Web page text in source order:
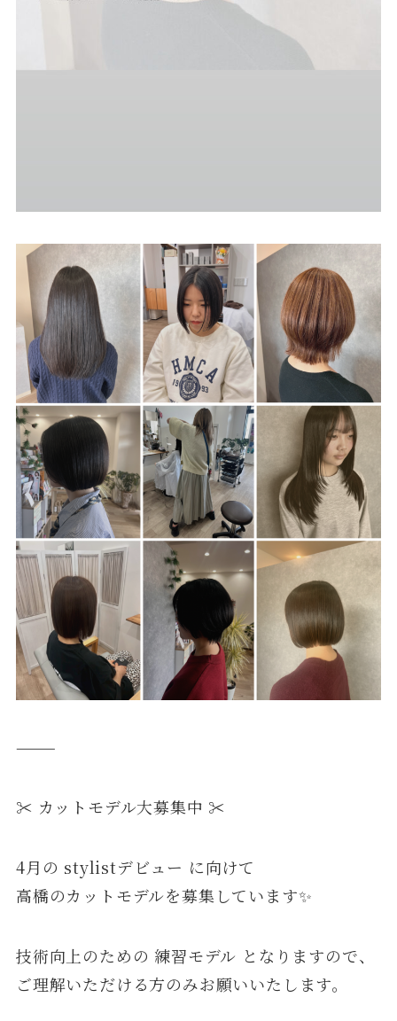
⸻
✂️ カットモデル大募集中 ✂️
4月の stylistデビュー に向けて
高橋のカットモデルを募集しています✨
技術向上のための 練習モデル となりますので、
ご理解いただける方のみお願いいたします。